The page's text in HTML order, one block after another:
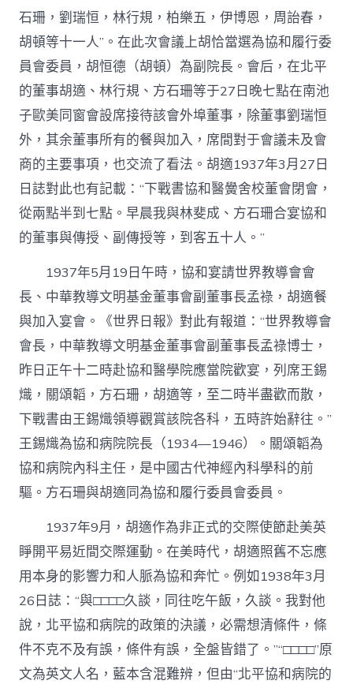
石珊，劉瑞恒，林行規，柏樂五，伊博恩，周詒春，
胡頓等十一人”。在此次會議上胡恰當選為協和履行委
員會委員，胡恒德（胡頓）為副院長。會后，在北平
的董事胡適、林行規、方石珊等于27日晚七點在南池
子歐美同窗會設席接待該會外埠董事，除董事劉瑞恒
外，其余董事所有的餐與加入，席間對于會議未及會
商的主要事項，也交流了看法。胡適1937年3月27日
日誌對此也有記載：“下戰書協和醫黌舍校董會閉會，
從兩點半到七點。早晨我與林斐成、方石珊合宴協和
的董事與傳授、副傳授等，到客五十人。”
1937年5月19日午時，協和宴請世界教導會會
長、中華教導文明基金董事會副董事長孟祿，胡適餐
與加入宴會。《世界日報》對此有報道：“世界教導會
會長，中華教導文明基金董事會副董事長孟祿博士，
昨日正午十二時赴協和醫學院應當院歡宴，列席王錫
熾，關頌韜，方石珊，胡適等，至二時半盡歡而散，
下戰書由王錫熾領導觀賞該院各科，五時許始辭往。”
王錫熾為協和病院院長（1934—1946）。關頌韜為
協和病院內科主任，是中國古代神經內科學科的前
驅。方石珊與胡適同為協和履行委員會委員。
1937年9月，胡適作為非正式的交際使節赴美英
睜開平易近間交際運動。在美時代，胡適照舊不忘應
用本身的影響力和人脈為協和奔忙。例如1938年3月
26日誌：“與□□□□久談，同往吃午飯，久談。我對他
說，北平協和病院的政策的決議，必需想清條件，條
件不克不及有誤，條件有誤，全盤皆錯了。”“□□□□”原
文為英文人名，藍本含混難辨，但由“北平協和病院的